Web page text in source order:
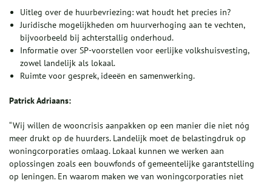
Uitleg over de huurbevriezing: wat houdt het precies in?
Juridische mogelijkheden om huurverhoging aan te vechten,
bijvoorbeeld bij achterstallig onderhoud.
Informatie over SP-voorstellen voor eerlijke volkshuisvesting,
zowel landelijk als lokaal.
Ruimte voor gesprek, ideeën en samenwerking.
Patrick Adriaans:
“Wij willen de wooncrisis aanpakken op een manier die niet nóg
meer drukt op de huurders. Landelijk moet de belastingdruk op
woningcorporaties omlaag. Lokaal kunnen we werken aan
oplossingen zoals een bouwfonds of gemeentelijke garantstelling
op leningen. En waarom maken we van woningcorporaties niet